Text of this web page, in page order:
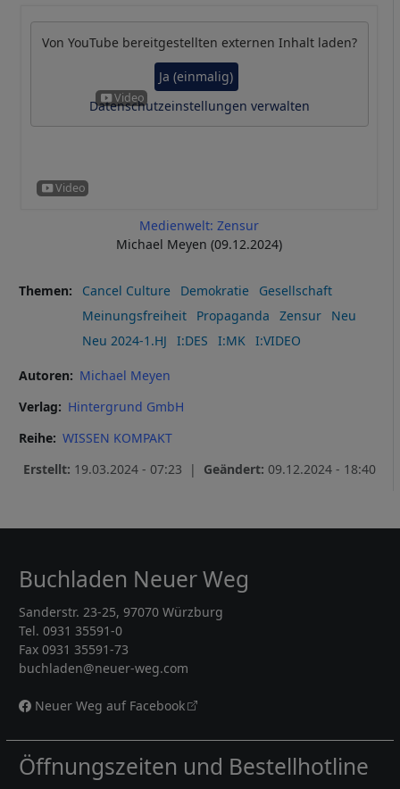
Von YouTube bereitgestellten externen Inhalt laden?
Ja (einmalig)
Datenschutzeinstellungen verwalten
Medienwelt: Zensur
Michael Meyen (09.12.2024)
Themen Cancel Culture Demokratie
Gesellschaft
Meinungsfreiheit
Propaganda Zensur
Neu
Neu 2024-1.HJ
I:DES I:MK I:VIDEO
Autoren
Michael Meyen
Verlag
Hintergrund GmbH
Reihe WISSEN KOMPAKT
Erstellt: 19.03.2024 - 07:23 | Geändert: 09.12.2024 - 18:40
Buchladen Neuer Weg
Sanderstr. 23-25, 97070 Würzburg
Tel. 0931 35591-0
Fax 0931 35591-73
buchladen@neuer-weg.com
Neuer Weg auf Facebook
Öffnungszeiten und Bestellhotline